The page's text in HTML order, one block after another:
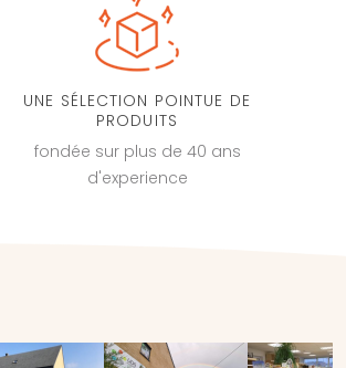
UNE SÉLECTION POINTUE DE
PRODUITS
fondée sur plus de 40 ans
d'experience